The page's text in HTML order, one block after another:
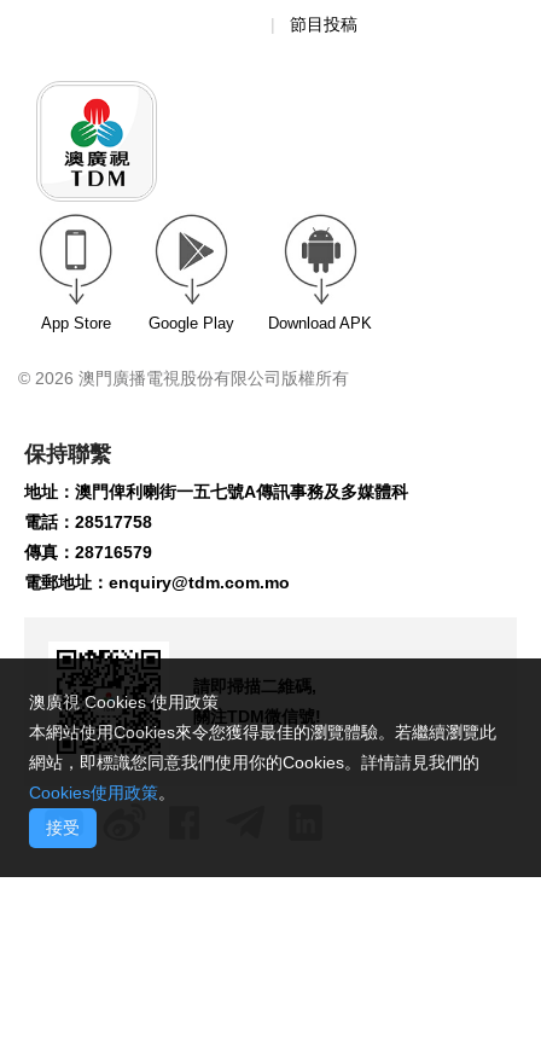
節目投稿
App Store Google Play Download APK
© 2026 澳門廣播電視股份有限公司版權所有
保持聯繫
地址：澳門俾利喇街一五七號A傳訊事務及多媒體科
電話：28517758
傳真：28716579
電郵地址： enquiry@tdm.com.mo
請即掃描二維碼,
關注TDM微信號!
澳廣視 Cookies 使用政策
本網站使用Cookies來令您獲得最佳的瀏覽體驗。若繼續瀏覽此
網站，即標識您同意我們使用你的Cookies。詳情請見我們的
Cookies使用政策。
接受